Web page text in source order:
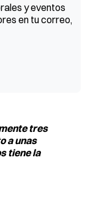
y eventos
en tu correo,
tres
a unas
tiene la